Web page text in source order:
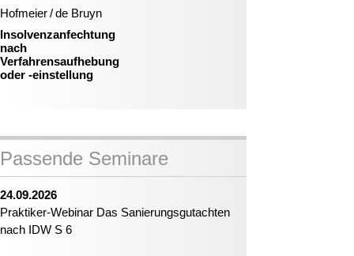
Hofmeier / de Bruyn
Insolvenzanfechtung
nach
Verfahrensaufhebung
oder -einstellung
Passende Seminare
24.09.2026
Praktiker-Webinar Das Sanierungsgutachten
nach IDW S 6